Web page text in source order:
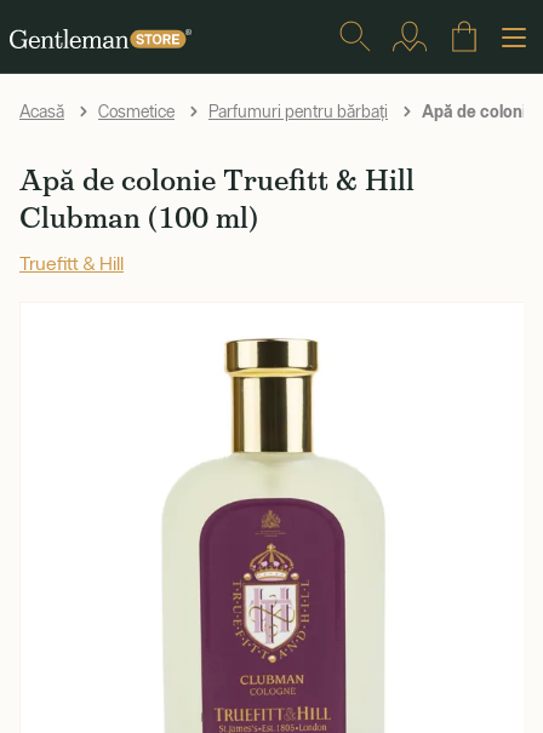
Acasă Cosmetice Parfumuri pentru bărbați Apă de colonie
Apă de colonie Truefitt & Hill
Clubman (100 ml)
Truefitt & Hill